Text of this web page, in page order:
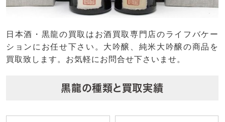
日本酒・黒龍の買取はお酒買取専門店のライフバケー
ションにお任せ下さい。大吟醸、純米大吟醸の商品を
買取致します。お気軽にお問合せ下さいませ。
黒龍の種類と買取実績